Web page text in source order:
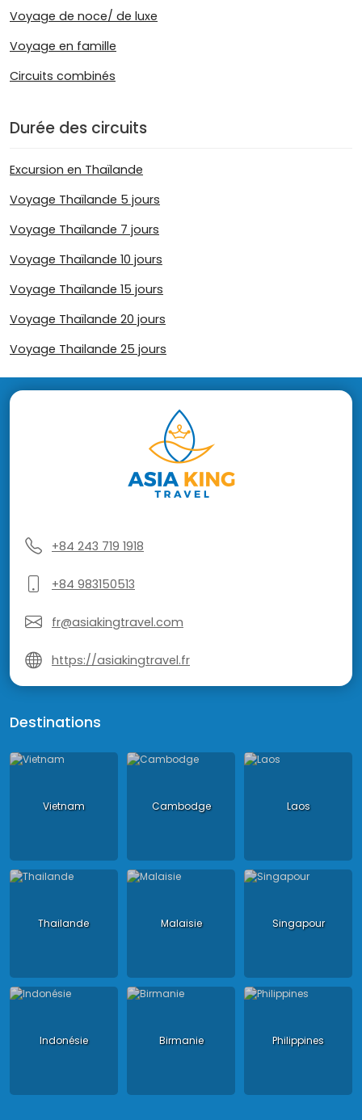
Voyage de noce/ de luxe
Voyage en famille
Circuits combinés
Durée des circuits
Excursion en Thaïlande
Voyage Thaïlande 5 jours
Voyage Thaïlande 7 jours
Voyage Thaïlande 10 jours
Voyage Thaïlande 15 jours
Voyage Thaïlande 20 jours
Voyage Thailande 25 jours
+84 243 719 1918
+84 983150513
fr@asiakingtravel.com
https://asiakingtravel.fr
Destinations
Vietnam Cambodge Laos
Thailande Malaisie Singapour
Indonésie Birmanie Philippines